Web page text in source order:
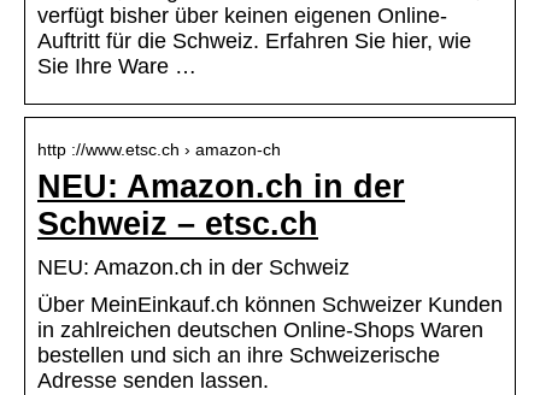
verfügt bisher über keinen eigenen Online-
Auftritt für die Schweiz. Erfahren Sie hier, wie
Sie Ihre Ware …
http ://www.etsc.ch › amazon-ch
NEU: Amazon.ch in der
Schweiz – etsc.ch
NEU: Amazon.ch in der Schweiz
Über MeinEinkauf.ch können Schweizer Kunden
in zahlreichen deutschen Online-Shops Waren
bestellen und sich an ihre Schweizerische
Adresse senden lassen.